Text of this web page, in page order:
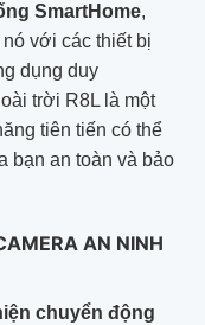
SmartHome,
với các thiết bị
dụng duy
trời R8L là một
tiên tiến có thể
bạn an toàn và bảo
AN NINH
chuyển động